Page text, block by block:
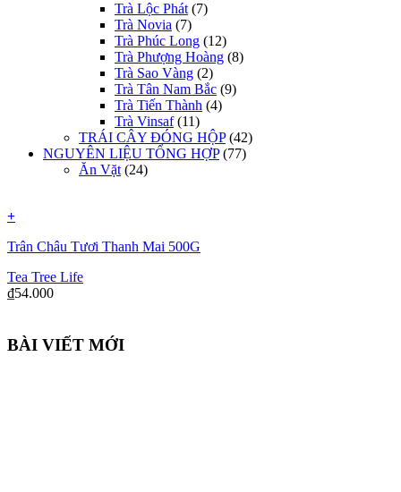
Trà Lộc Phát (7)
Trà Novia (7)
Trà Phúc Long (12)
Trà Phượng Hoàng (8)
Trà Sao Vàng (2)
Trà Tân Nam Bắc (9)
Trà Tiến Thành (4)
Trà Vinsaf (11)
TRÁI CÂY ĐÓNG HỘP (42)
NGUYÊN LIỆU TỔNG HỢP (77)
Ăn Vặt (24)
+
Trân Châu Tươi Thanh Mai 500G
Tea Tree Life
₫54.000
BÀI VIẾT MỚI